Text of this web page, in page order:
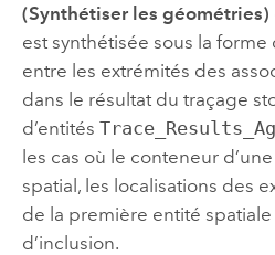
(Synthétiser les géométries)
est synthétisée sous la forme
entre les extrémités des
dans le résultat du traçage
d’entités
les cas où le conteneur
spatial, les localisations des
de la première entité
d’inclusion.